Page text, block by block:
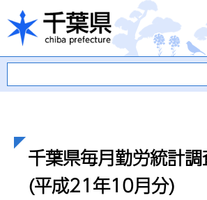
千葉県
千葉県毎月勤労統計
(平成21年10月分)